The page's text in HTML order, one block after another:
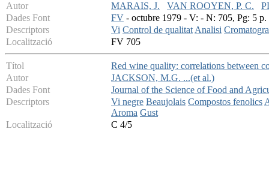
Autor
MARAIS, J. VAN ROOYEN, P. C.
Dades Font
FV - octubre 1979 - V: - N: 705, Pg: 5 p.
Descriptors
Vi Control de qualitatAnalisi
Localització
FV 705
Títol
Red wine quality: correlations between
Autor
JACKSON, M.G. ...(et al.)
Dades Font
Journal of the Science of Food and
Descriptors
Vi negre Beaujolais Compostos fenolics
Aroma Gust
Localització
C 4/5